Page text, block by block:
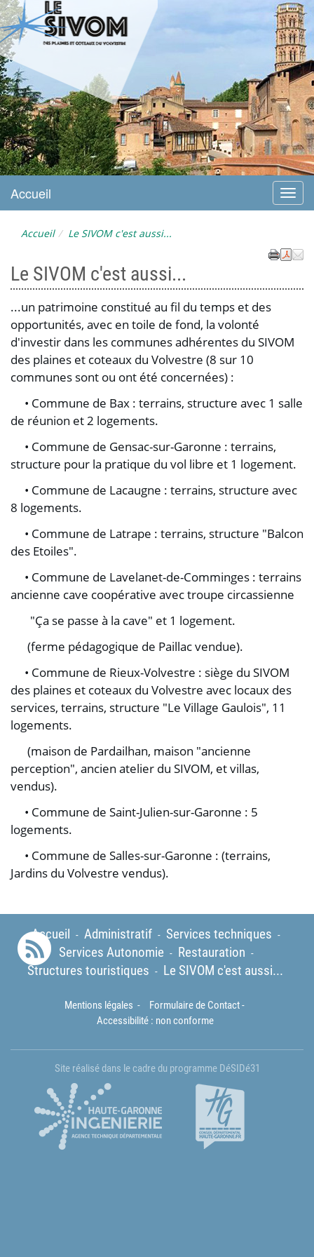
LE SIVOM DU VOLVESTRE
Menu
Accueil
Accueil Le SIVOM c'est aussi...
Le SIVOM c'est aussi...
...un patrimoine constitué au fil du temps et des
opportunités, avec en toile de fond, la volonté
d'investir dans les communes adhérentes du SIVOM
des plaines et coteaux du Volvestre (8 sur 10
communes sont ou ont été concernées) :
• Commune de Bax : terrains, structure avec 1 salle
de réunion et 2 logements.
• Commune de Gensac-sur-Garonne : terrains,
structure pour la pratique du vol libre et 1 logement.
• Commune de Lacaugne : terrains, structure avec
8 logements.
• Commune de Latrape : terrains, structure "Balcon
des Etoiles".
• Commune de Lavelanet-de-Comminges : terrains
ancienne cave coopérative avec troupe circassienne
"Ça se passe à la cave" et 1 logement.
(ferme pédagogique de Paillac vendue).
• Commune de Rieux-Volvestre : siège du SIVOM
des plaines et coteaux du Volvestre avec locaux des
services, terrains, structure "Le Village Gaulois", 11
logements.
(maison de Pardailhan, maison "ancienne
perception", ancien atelier du SIVOM, et villas,
vendus).
• Commune de Saint-Julien-sur-Garonne : 5
logements.
• Commune de Salles-sur-Garonne : (terrains,
Jardins du Volvestre vendus).
Accueil - Administratif - Services techniques -
Services Autonomie - Restauration -
Structures touristiques - Le SIVOM c'est aussi...
Mentions légales - Formulaire de Contact-
Accessibilité : non conforme
Site réalisé dans le cadre du programme DéSIDé31